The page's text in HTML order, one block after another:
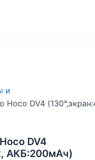
и
DV4
DV4
АКБ:200мАч)